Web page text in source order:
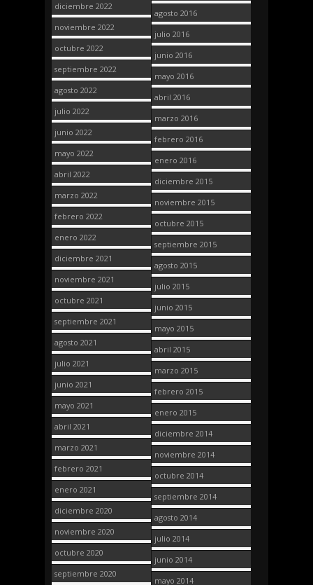
diciembre 2022
noviembre 2022
octubre 2022
septiembre 2022
agosto 2022
julio 2022
junio 2022
mayo 2022
abril 2022
marzo 2022
febrero 2022
enero 2022
diciembre 2021
noviembre 2021
octubre 2021
septiembre 2021
agosto 2021
julio 2021
junio 2021
mayo 2021
abril 2021
marzo 2021
febrero 2021
enero 2021
diciembre 2020
noviembre 2020
octubre 2020
septiembre 2020
agosto 2016
julio 2016
junio 2016
mayo 2016
abril 2016
marzo 2016
febrero 2016
enero 2016
diciembre 2015
noviembre 2015
octubre 2015
septiembre 2015
agosto 2015
julio 2015
junio 2015
mayo 2015
abril 2015
marzo 2015
febrero 2015
enero 2015
diciembre 2014
noviembre 2014
octubre 2014
septiembre 2014
agosto 2014
julio 2014
junio 2014
mayo 2014